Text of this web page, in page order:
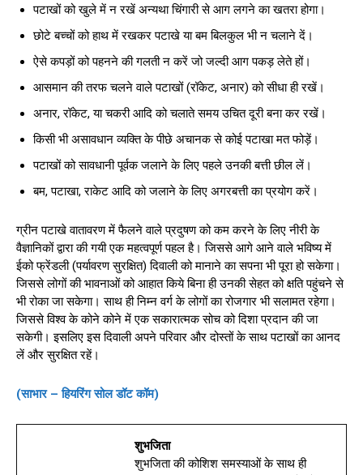
पटाखों को खुले में न रखें अन्यथा चिंगारी से आग लगने का खतरा होगा।
छोटे बच्चों को हाथ में रखकर पटाखे या बम बिलकुल भी न चलाने दें।
ऐसे कपड़ों को पहनने की गलती न करें जो जल्दी आग पकड़ लेते हों।
आसमान की तरफ चलने वाले पटाखों (रॉकेट, अनार) को सीधा ही रखें।
अनार, रॉकेट, या चकरी आदि को चलाते समय उचित दूरी बना कर रखें।
किसी भी असावधान व्यक्ति के पीछे अचानक से कोई पटाखा मत फोड़ें।
पटाखों को सावधानी पूर्वक जलाने के लिए पहले उनकी बत्ती छील लें।
बम, पटाखा, राकेट आदि को जलाने के लिए अगरबत्ती का प्रयोग करें।
ग्रीन पटाखे वातावरण में फैलने वाले प्रदुषण को कम करने के लिए नीरी के
वैज्ञानिकों द्वारा की गयी एक महत्वपूर्ण पहल है। जिससे आगे आने वाले भविष्य में
ईको फ्रेंडली (पर्यावरण सुरक्षित) दिवाली को मानाने का सपना भी पूरा हो सकेगा।
जिससे लोगों की भावनाओं को आहात किये बिना ही उनकी सेहत को क्षति पहुंचने से
भी रोका जा सकेगा। साथ ही निम्न वर्ग के लोगों का रोजगार भी सलामत रहेगा।
जिससे विश्व के कोने कोने में एक सकारात्मक सोच को दिशा प्रदान की जा
सकेगी। इसलिए इस दिवाली अपने परिवार और दोस्तों के साथ पटाखों का आनद
लें और सुरक्षित रहें।
(साभार – हियरिंग सोल डॉट कॉम)
शुभजिता
शुभजिता की कोशिश समस्याओं के साथ ही